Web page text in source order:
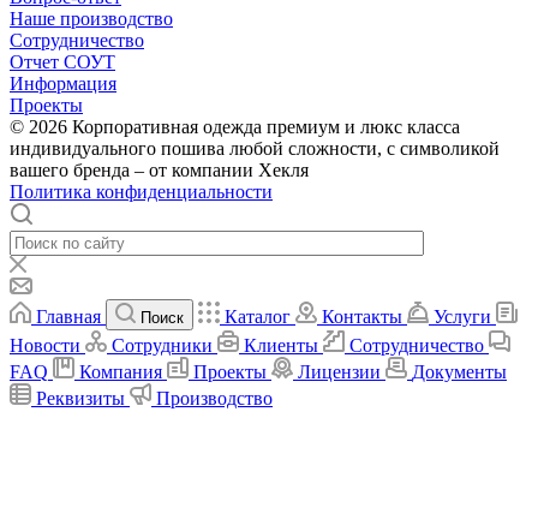
Наше производство
Сотрудничество
Отчет СОУТ
Информация
Проекты
© 2026 Корпоративная одежда премиум и люкс класса
индивидуального пошива любой сложности, с символикой
вашего бренда – от компании Хекля
Политика конфиденциальности
Главная Поиск Каталог Контакты
Услуги
Новости
Сотрудники Клиенты
Сотрудничество
FAQ
Компания Проекты Лицензии
Документы
Реквизиты
Производство